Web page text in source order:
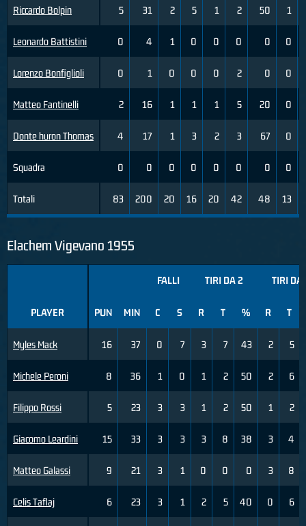
Riccardo Bolpin
Leonardo Battistini
Lorenzo Bonfiglioli
Matteo Fantinelli
Donte huron Thomas
Squadra
Totali
5 31 2 5 1 2 50 1
0 4 1 0 0 0 0 0
0 1 0 0 0 2 0 0
2 16 1 1 1 5 20 0
4 17 1 3 2 3 67 0
0 0 0 0 0 0 0 0
83 200 20 16 20 42 48 13
Elachem Vigevano 1955
PLAYER
Myles Mack
Michele Peroni
Filippo Rossi
Giacomo Leardini
Matteo Galassi
Celis Taflaj
FALLI TIRI DA 2 TIRI DA
PUN MIN C S R T % R T
16 37 0 7 3 7 43 2 5
8 36 1 0 1 2 50 2 6
5 23 3 3 1 2 50 1 2
15 33 3 3 3 8 38 3 4
9 21 3 1 0 0 0 3 8
6 23 3 1 2 5 40 0 6